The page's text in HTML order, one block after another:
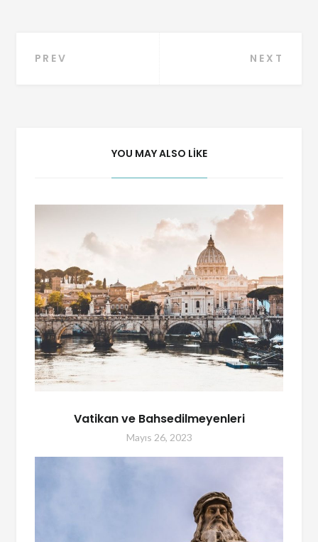
PREV NEXT
YOU MAY ALSO LIKE
Vatikan ve Bahsedilmeyenleri
Mayıs 26, 2023